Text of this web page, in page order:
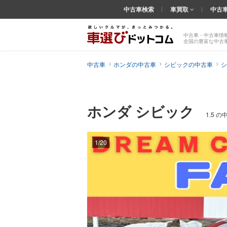
中古車・中古車情
全国の豊富な中古
中古車検索 車買取 中古
中古車 ホンダの中古車 シビックの中古車
ホンダ シビック 1.5 の
1/20
画像